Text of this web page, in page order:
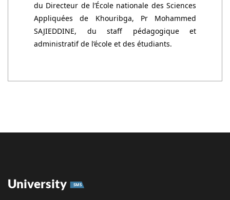
du Directeur de l’École nationale des Sciences
Appliquées de Khouribga, Pr Mohammed
SAJIEDDINE, du staff pédagogique et
administratif de l’école et des étudiants.
University SMS